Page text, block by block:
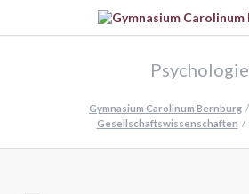
Psychologie
Gymnasium Carolinum Bernburg
Gesellschaftswissenschaften